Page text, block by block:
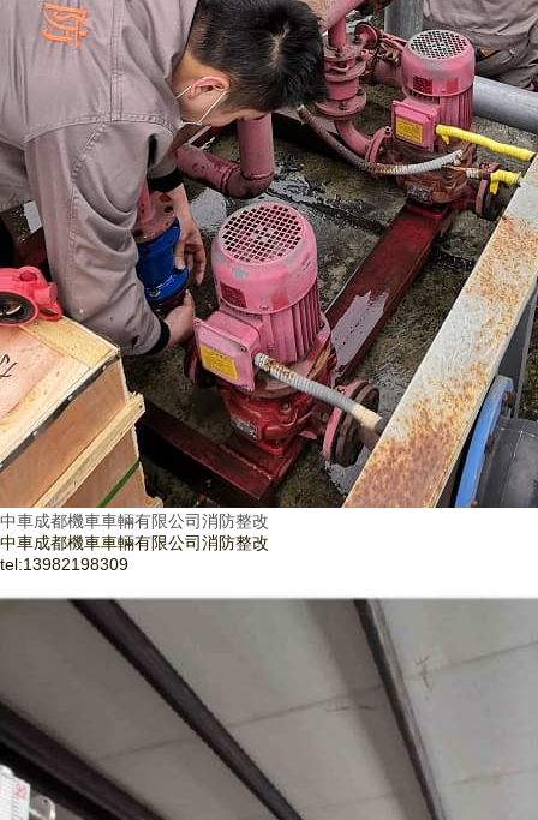
中車成都機車車輛有限公司消防整改
中車成都機車車輛有限公司消防整改
tel:13982198309